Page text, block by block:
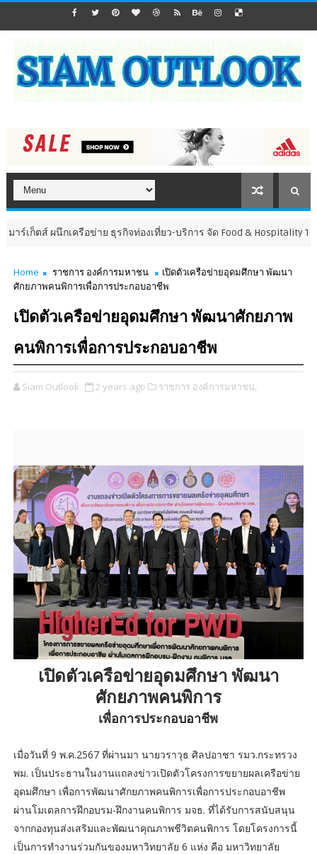
ผนึกเครือข่าย ธุรกิจท่องเที่ยว-บริการ จัด Food & Hospitality Thailand
Home ราชการ องค์การมหาชน
เปิดตัวเครือข่ายอุดมศึกษา พัฒนา
ศักยภาพคนพิการเพื่อการประกอบอาชีพ
เปิดตัวเครือข่ายอุดมศึกษา พัฒนาศักยภาพ
คนพิการเพื่อการประกอบอาชีพ
Siam Outlook 2 years ago ราชการ องค์การมหาชน,
เปิดตัวเครือข่ายอุดมศึกษา พัฒนา
ศักยภาพคนพิการ
เพื่อการประกอบอาชีพ
เมื่อวันที่ 9 พ.ค.2567 ที่ผ่านมา นายวราวุธ ศิลปอาชา รมว.กระทรวง
พม. เป็นประธานในงานแถลงข่าวเปิดตัวโครงการขยายผลเครือข่าย
อุดมศึกษา เพื่อการพัฒนาศักยภาพคนพิการเพื่อการประกอบอาชีพ
ผ่านโมเดลการฝึกอบรม-ฝึกงานคนพิการ มจธ. ที่ได้รับการสนับสนุน
จากกองทุนส่งเสริมและพัฒนาคุณภาพชีวิตคนพิการ โดยโครงการนี้
เป็นการทำงานร่วมกันของมหาวิทยาลัย 6 แห่ง คือ มหาวิทยาลัย